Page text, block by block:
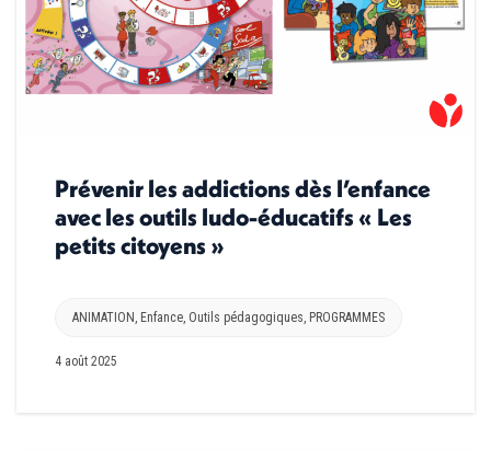
Prévenir les addictions dès l’enfance
avec les outils ludo-éducatifs « Les
petits citoyens »
ANIMATION, Enfance, Outils pédagogiques, PROGRAMMES
4 août 2025